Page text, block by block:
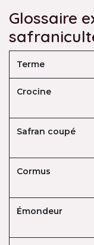
Glossaire
Terme
Crocine
Safran coupé
Cormus
Émondeur